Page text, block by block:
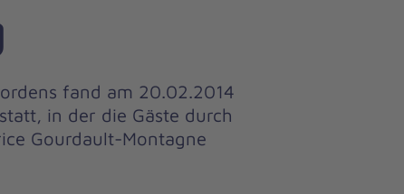
fand am 20.02.2014
in der die Gäste durch
Gourdault-Montagne